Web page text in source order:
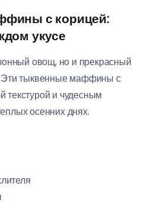
с корицей:
укусе
овощ, но и прекрасный
Эти тыквенные маффины с
текстурой и чудесным
осенних днях.